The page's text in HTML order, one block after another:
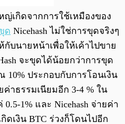
เกิดจากการใช้เหมืองของ
ด Nicehash ไม่ใช่การขุดจริงๆ
บนายหน้าเพื่อให้เค้าไปขาย
จะขุดได้น้อยกว่าการขุด
ประกอบกับการโอนเงิน
ค่าธรรมเนียมอีก 3-4 % ใน
1% และ Nicehash จ่ายค่า
ดเงิน BTC ร่วงก็โดนไปอีก